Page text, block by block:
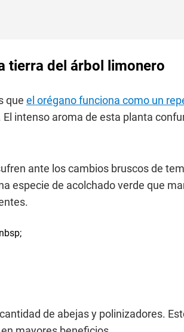
tierra del árbol limonero
que el orégano funciona como un
intenso aroma de esta planta
ante los cambios bruscos de
especie de acolchado verde que
de abejas y polinizadores.